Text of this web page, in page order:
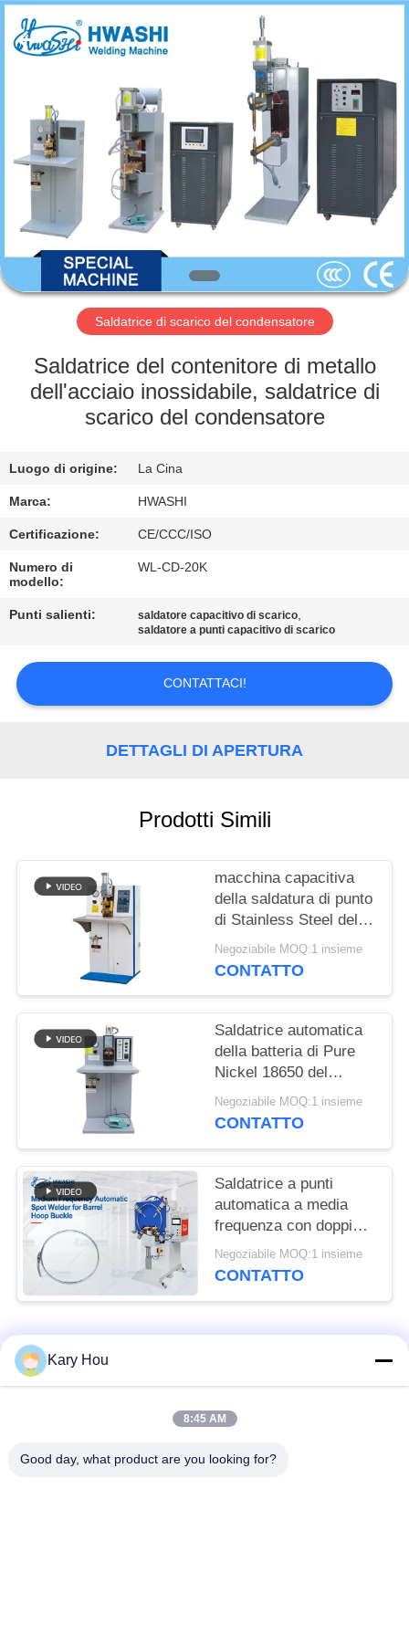
PRODOTTI
CIRCA
NOI
GIRO
DELLA
FABBRICA
CONTROLLO
QUALITÀ
CONTATTICI
NOTIZIE
RICHIEDA
DEL
SITO
NORME
SULLA
PRIVACY
2026
GUANGDONG
HWASHI
TECHNOLOGY
INC..
Saldatrice di scarico del condensatore
Saldatrice del contenitore di metallo
dell'acciaio inossidabile, saldatrice di
scarico del condensatore
Luogo di origine: La Cina
Marca: HWASHI
Certificazione: CE/CCC/ISO
Numero di
modello:
WL-CD-20K
Punti salienti: saldatore capacitivo di scarico,
saldatore a punti capacitivo di scarico
CONTATTACI!
DETTAGLI DI APERTURA
Prodotti Simili
macchina capacitiva
della saldatura di punto
di Stainless Steel del
saldatore a punti di
energia della saldatrice
batteria 220v pric
Negoziabile MOQ:1 insieme
CONTATTO
Saldatrice automatica
della batteria di Pure
Nickel 18650 del
saldatore a punti del
condensatore della
Negoziabile MOQ:1 insieme
CONTATTO
Saldatrice a punti
automatica a media
frequenza con doppie
teste di saldatura e
tecnologia inverter
Negoziabile MOQ:1 insieme
CONTATTO
Categorie popolari
Saldatrice a rete
Kary Hou
8:45 AM
Good day, what product are you looking for?